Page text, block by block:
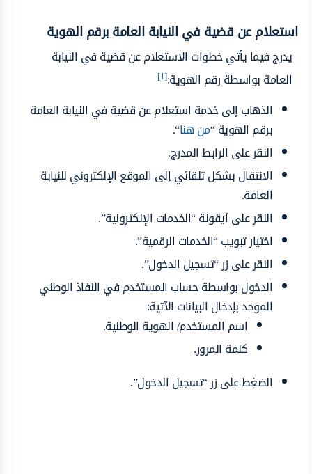
استعلام عن قضية في النيابة العامة برقم الهوية
يدرج فيما يأتي خطوات الاستعلام عن قضية في النيابة
العامة بواسطة رقم الهوية:[1]
الذهاب إلى خدمة استعلام عن قضية في النيابة العامة
برقم الهوية “من هنا“.
النقر على الرابط المدرج.
الانتقال بشكل تلقائي إلى الموقع الإلكتروني للنيابة
العامة.
النقر على أيقونة “الخدمات الإلكترونية”.
اختيار تبويب “الخدمات الرقمية”.
النقر على زر “تسجيل الدخول”.
الدخول بواسطة حساب المستخدم في النفاذ الوطني
الموحد بإدخال البيانات الآتية:
اسم المستخدم/ الهوية الوطنية.
كلمة المرور.
الضغط على زر “تسجيل الدخول”.